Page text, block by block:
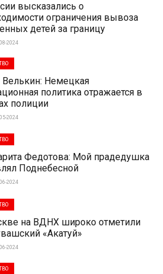
высказались о
ограничения вывоза
детей за границу
2024
Немецкая
политика отражается в
полиции
2024
Федотова: Мой прадедушка
Поднебесной
2024
на ВДНХ широко отметили
«Акатуй»
2024